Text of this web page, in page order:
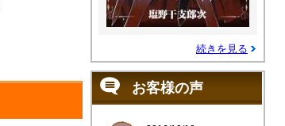
続きを見る
お客様の声